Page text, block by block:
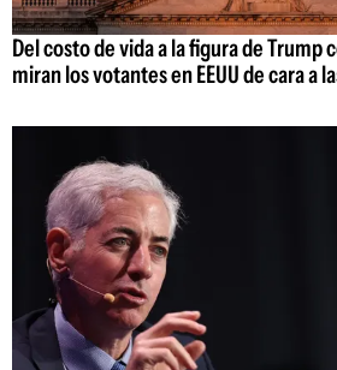
Del costo de vida a la figura de Trump
miran los votantes en EEUU de cara a